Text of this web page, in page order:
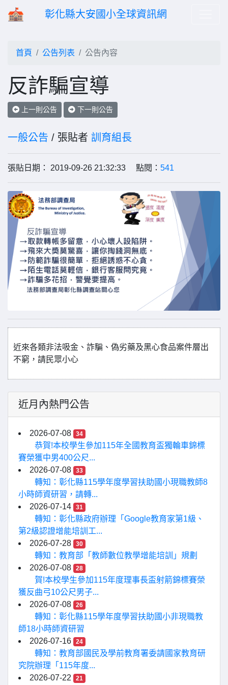
彰化縣大安國小全球資訊網
首頁 公告列表 公告內容
反詐騙宣導
上一則公告 下一則公告
一般公告 / 張貼者 訓育組長
張貼日期： 2019-09-26 21:32:33 點閱： 541
近來各類非法吸金、詐騙、偽劣藥及黑心食品案件層出
不窮，請民眾小心
近月內熱門公告
2026-07-08 34
恭賀!本校學生參加115年全國教育盃獨輪車錦標
賽榮獲中男400公尺...
2026-07-08
33
轉知：彰化縣115學年度學習扶助國小現職教師8
小時師資研習，請轉...
2026-07-14
31
轉知：彰化縣政府辦理「Google教育家第1級、
第2級認證增能培訓工...
2026-07-28
30
轉知：教育部「教師數位教學增能培訓」規劃
2026-07-08
28
賀!本校學生參加115年度理事長盃射箭錦標賽榮
獲反曲弓10公尺男子...
2026-07-08
26
轉知：彰化縣115學年度學習扶助國小非現職教
師18小時師資研習
2026-07-16
24
轉知：教育部國民及學前教育署委請國家教育研
究院辦理「115年度...
2026-07-22
21